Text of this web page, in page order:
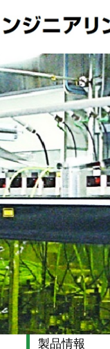
製品情報